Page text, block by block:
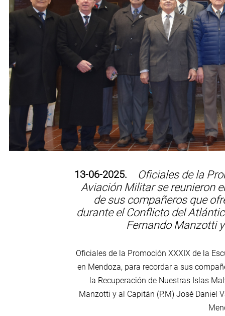
13-06-2025.
Oficiales de la
Aviación Militar se reunieron
de sus compañeros que
durante el Conflicto del
Fernando Manzotti
Oficiales de la Promoción XXXIX de la
en Mendoza, para recordar a sus
la Recuperación de Nuestras Islas
Manzotti y al Capitán (P.M) José Daniel